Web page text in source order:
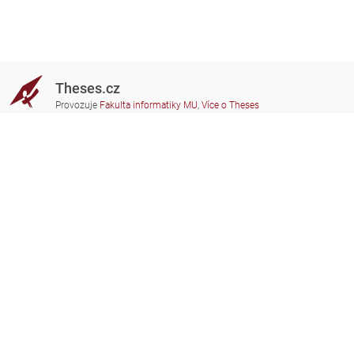
Theses.cz
Provozuje Fakulta informatiky MU, Více o Theses